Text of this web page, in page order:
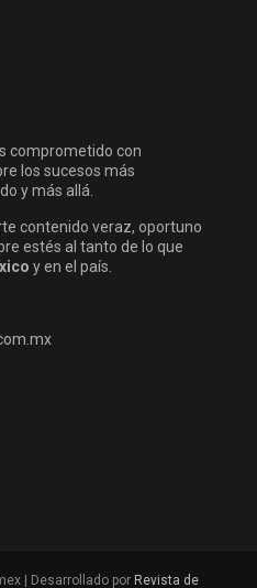
comprometido con
los sucesos más
y más allá.
contenido veraz, oportuno
estés al tanto de lo que
y en el país.
| Desarrollado por Revista de